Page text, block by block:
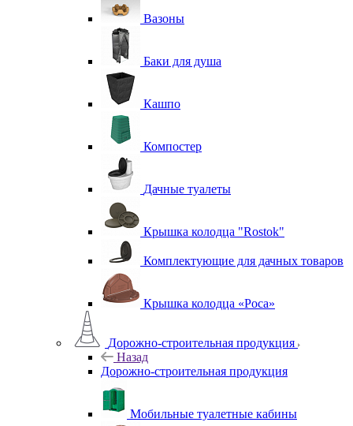
Вазоны
Баки для душа
Кашпо
Компостер
Дачные туалеты
Крышка колодца "Rostok"
Комплектующие для дачных товаров
Крышка колодца «Роса»
Дорожно-строительная продукция
Назад
Дорожно-строительная продукция
Мобильные туалетные кабины